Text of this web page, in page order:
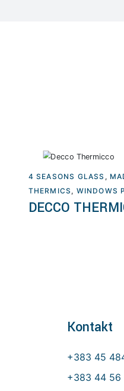
Lexoni
4 SEASONS GLASS ,
THERMICS , WINDOWS
DECCO
Kontakt
+383 45
+383 44 56